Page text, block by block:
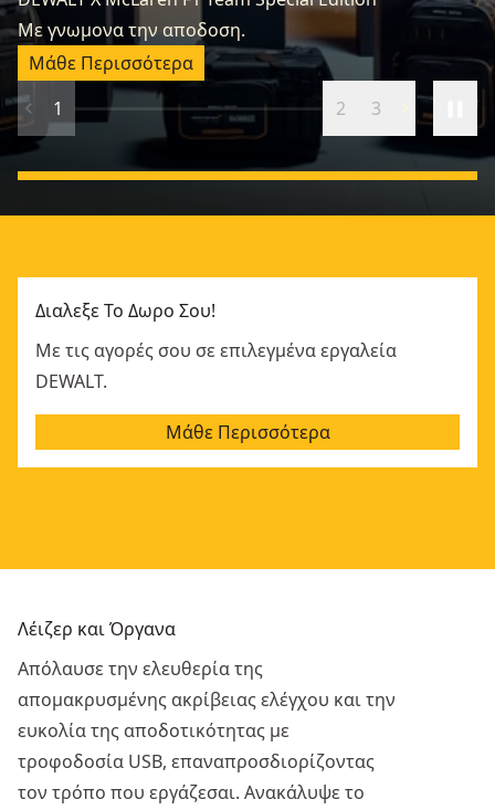
Με γνωμονα την αποδοση.
Μάθε Περισσότερα
1
2 3
Διαλεξε Το Δωρο Σου!
Με τις αγορές σου σε επιλεγμένα εργαλεία
DEWALT.
Μάθε Περισσότερα
Λέιζερ και Όργανα
Απόλαυσε την ελευθερία της
απομακρυσμένης ακρίβειας ελέγχου και την
ευκολία της αποδοτικότητας με
τροφοδοσία USB, επαναπροσδιορίζοντας
τον τρόπο που εργάζεσαι. Ανακάλυψε το